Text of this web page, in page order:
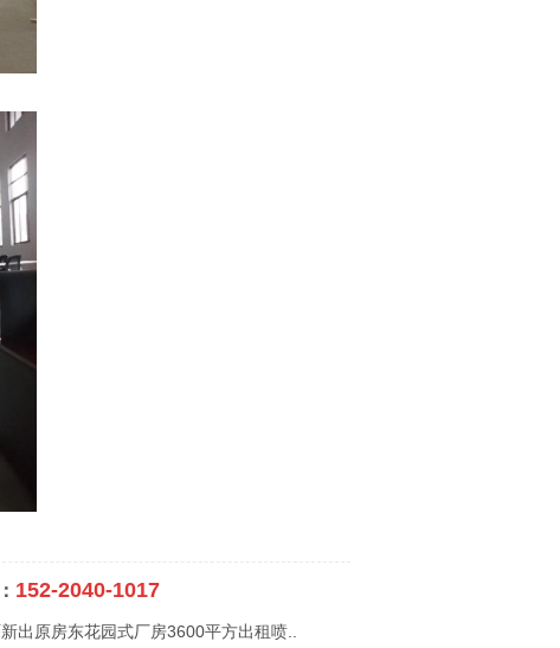
152-2040-1017
出原房东花园式厂房3600平方出租喷..